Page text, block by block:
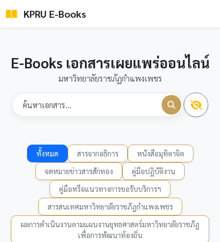
KPRU E-Books
E-Books เอกสารเผยแพร่ออนไลน์
มหาวิทยาลัยราชภัฏกำแพงเพชร
ทั้งหมด สารจากอธิการ
หนังสือมุทิตาจิต
จดหมายข่าวสารสักทอง
คู่มือปฏิบัติงาน
คู่มือหรือแนวทางการขอรับบริการฯ
สารสนเทศมหาวิทยาลัยราชภัฏกำแพงเพชร
ผลการดำเนินงานตามแผนงานยุทธศาสตร์มหาวิทยาลัยราชภัฏ
เพื่อการพัฒนาท้องถิ่น